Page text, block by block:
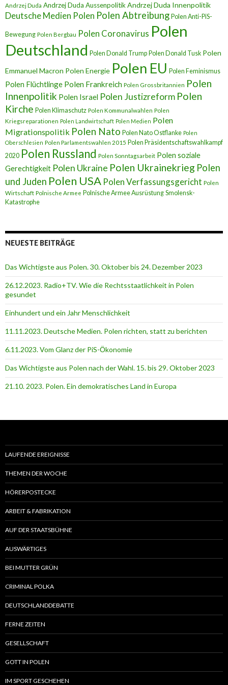
Andrzej Duda Andrzej Duda AussenpolitikAndrzej Duda Innenpolitik
Deutsche Medien Polen Polen Abtreibung Polen Anti-PiS-
Bewegung Polen Bergbau Polen Coronavirus Polen
Deutschland Polen Donald Trump Polen Donald Tusk Polen
Emmanuel Macron Polen Energie Polen EU Polen Feminismus
Polen Flüchtlinge Polen Frankreich Polen Grossbritannien Polen
Innenpolitik Polen Israel Polen Justizreform Polen
Kirche Polen Klimaschutz Polen Kommunalwahlen Polen
Kriegsreparationen Polen Landwirtschaft Polen Medien Polen
Migrationspolitik Polen Nato Polen Nato Ostflanke Polen
Oberschlesien Polen Parlamentswahlen 2015 Polen Präsidentschaftswahlkampf
2020 Polen Russland Polen Sonntagsarbeit Polen soziale
Gerechtigkeit Polen Ukraine Polen Ukrainekrieg Polen
und Juden Polen USA Polen Verfassungsgericht Polen
Wirtschaft Polnische Armee Polnische Armee Ausrüstung Smolensk-
Katastrophe
NEUESTE BEITRÄGE
Das Wichtigste aus Polen. 30. Oktober bis 24. Dezember 2023
26.12.2023. Radio+TV. Wie die Rechtsstaatlichkeit in Polen
gesundet
Einhundert und ein Jahr Menschlichkeit
11.11.2023. Deutsche Medien. Polen richten, statt zu berichten
6.11.2023. Vom Glanz der PiS-Ӧkonomie
Das Wichtigste aus Polen nach der Wahl. 15. bis 29. Oktober 2023
21.10. 2023. Polen. Ein demokratisches Land in Europa
LAUFENDE EREIGNISSE
THEMEN DER WOCHE
HÖRERPOSTECKE
ARBEIT & FABRIKATION
AUF DER STAATSBÜHNE
AUSWÄRTIGES
BEI MUTTER GRÜN
CRIMINAL POLKA
DEUTSCHLANDDEBATTE
FERNE ZEITEN
GESELLSCHAFT
GOTT IN POLEN
IM SPORT GESCHEHEN